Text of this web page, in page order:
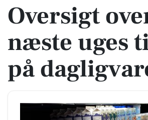
Oversigt
næste uges
på